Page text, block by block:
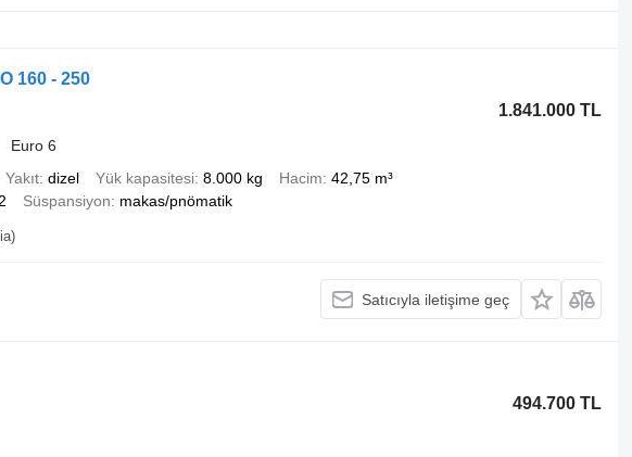
160 - 250
1.841.000 TL
Euro 6
Yakıt dizel Yük kapasitesi 8.000 kg Hacim 42,75 m³
Süspansiyon makas/pnömatik
Satıcıyla iletişime geç
494.700 TL